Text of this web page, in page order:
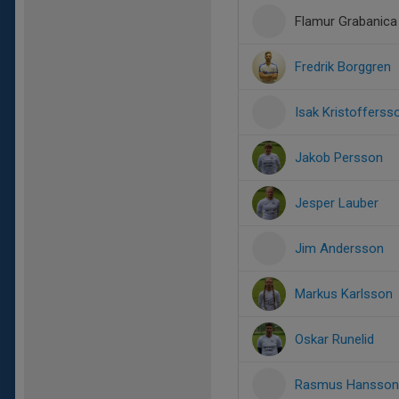
Flamur Grabanica
Fredrik Borggren
Isak
Jakob Persson
Jesper Lauber
Jim Andersson
Markus Karlsson
Oskar Runelid
Rasmus Hansson